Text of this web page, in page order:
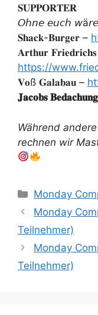
𝐒𝐔𝐏𝐏𝐎𝐑𝐓𝐄𝐑
𝘖𝘩𝘯𝘦 𝘦𝘶𝘤𝘩 𝘸ä𝘳𝘦
𝐒𝐡𝐚𝐜𝐤-𝐁𝐮𝐫𝐠𝐞𝐫 –
𝐀𝐫𝐭𝐡𝐮𝐫
https://
𝐕𝐨ß 𝐆𝐚𝐥𝐚𝐛𝐚𝐮 –
𝐉𝐚𝐜𝐨𝐛𝐬 𝐁𝐞𝐝𝐚𝐜𝐡𝐮𝐧𝐠
Während
rechnen wir
Kategorien
Monday
Monday
Teilnehmer)
Monday
Teilnehmer)